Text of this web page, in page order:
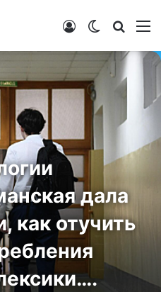
Switch skin
Войти
дала
как отучить